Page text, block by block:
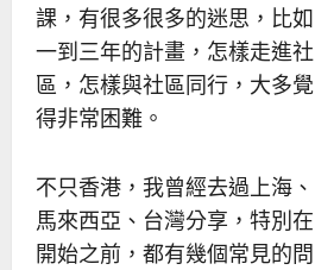
課，有很多很多的迷思，比如
一到三年的計畫，怎樣走進社
區，怎樣與社區同行，大多覺
得非常困難。
不只香港，我曾經去過上海、
馬來西亞、台灣分享，特別在
開始之前，都有幾個常見的問